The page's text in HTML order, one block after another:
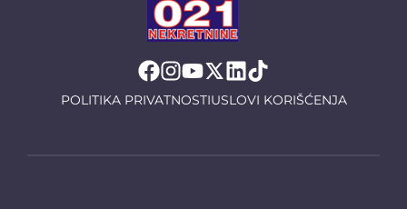
POLITIKA PRIVATNOSTIUSLOVI KORIŠĆENJA